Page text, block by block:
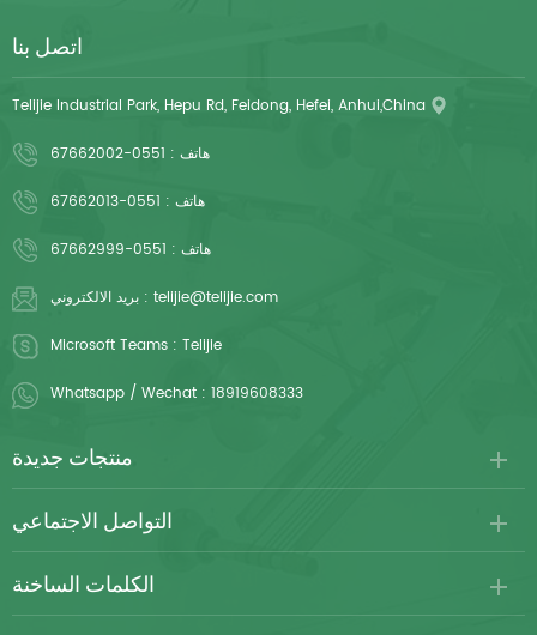
اتصل بنا
Telijie Industrial Park, Hepu Rd, Feidong, Hefei, Anhui,China
هاتف : 0551-67662002
هاتف : 0551-67662013
هاتف : 0551-67662999
بريد الالكتروني : telijie@telijie.com
Microsoft Teams : Telijie
Whatsapp / Wechat : 18919608333
منتجات جديدة
التواصل الاجتماعي
الكلمات الساخنة